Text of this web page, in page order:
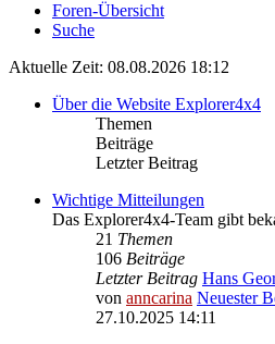
Foren-Übersicht
Suche
Aktuelle Zeit: 08.08.2026 18:12
Über die Website Explorer4x4
Themen
Beiträge
Letzter Beitrag
Wichtige Mitteilungen
Das Explorer4x4-Team gibt
21 Themen
106 Beiträge
Letzter Beitrag Hans
von anncarina Neuester
27.10.2025 14:11